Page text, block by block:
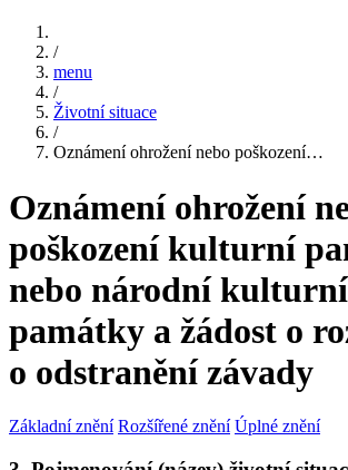
/
menu
/
Životní situace
/
Oznámení ohrožení nebo poškození…
Oznámení ohrožení
poškození kulturní
nebo národní kulturní
památky a žádost o
o odstranění závady
Základní znění Rozšířené znění Úplné znění